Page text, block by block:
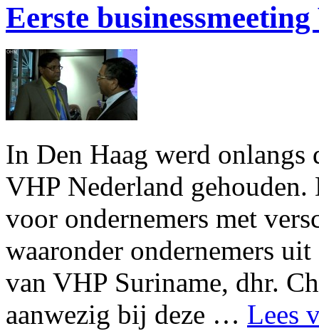
Eerste
In Den Haag werd onlangs
VHP Nederland
voor ondernemers met
waaronder ondernemers
van VHP Suriname, dhr.
aanwezig bij deze … Lees